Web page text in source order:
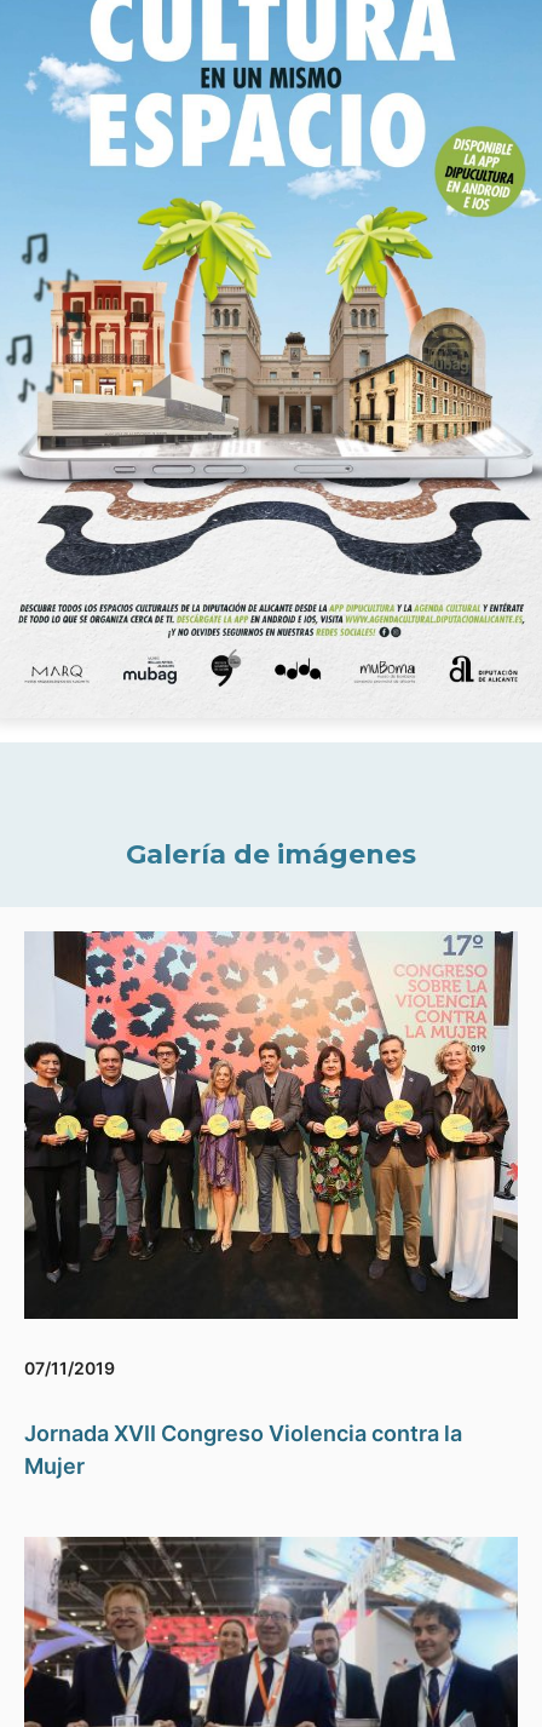
Galería de imágenes
07/11/2019
Jornada XVII Congreso Violencia contra la
Mujer